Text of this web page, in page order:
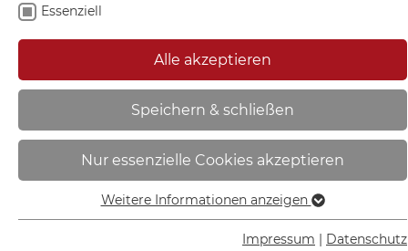
Mein Konto
Mein Warenkorb
Sie sind hier: Start
B-Lite E-LUX STANDARD
Sicherheits- und
Rettungszeichenleuchte | mit
LED-Leuchtmittel, zur Wand- und
Essenziell
Alle akzeptieren
Speichern & schließen
Nur essenzielle Cookies akzeptieren
Essenziell
Essenzielle Cookies werden für grundlegende Funktionen
Weitere Informationen anzeigen
Impressum Datenschutz